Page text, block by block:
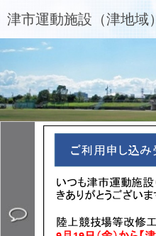
津市運動施設（津地域）